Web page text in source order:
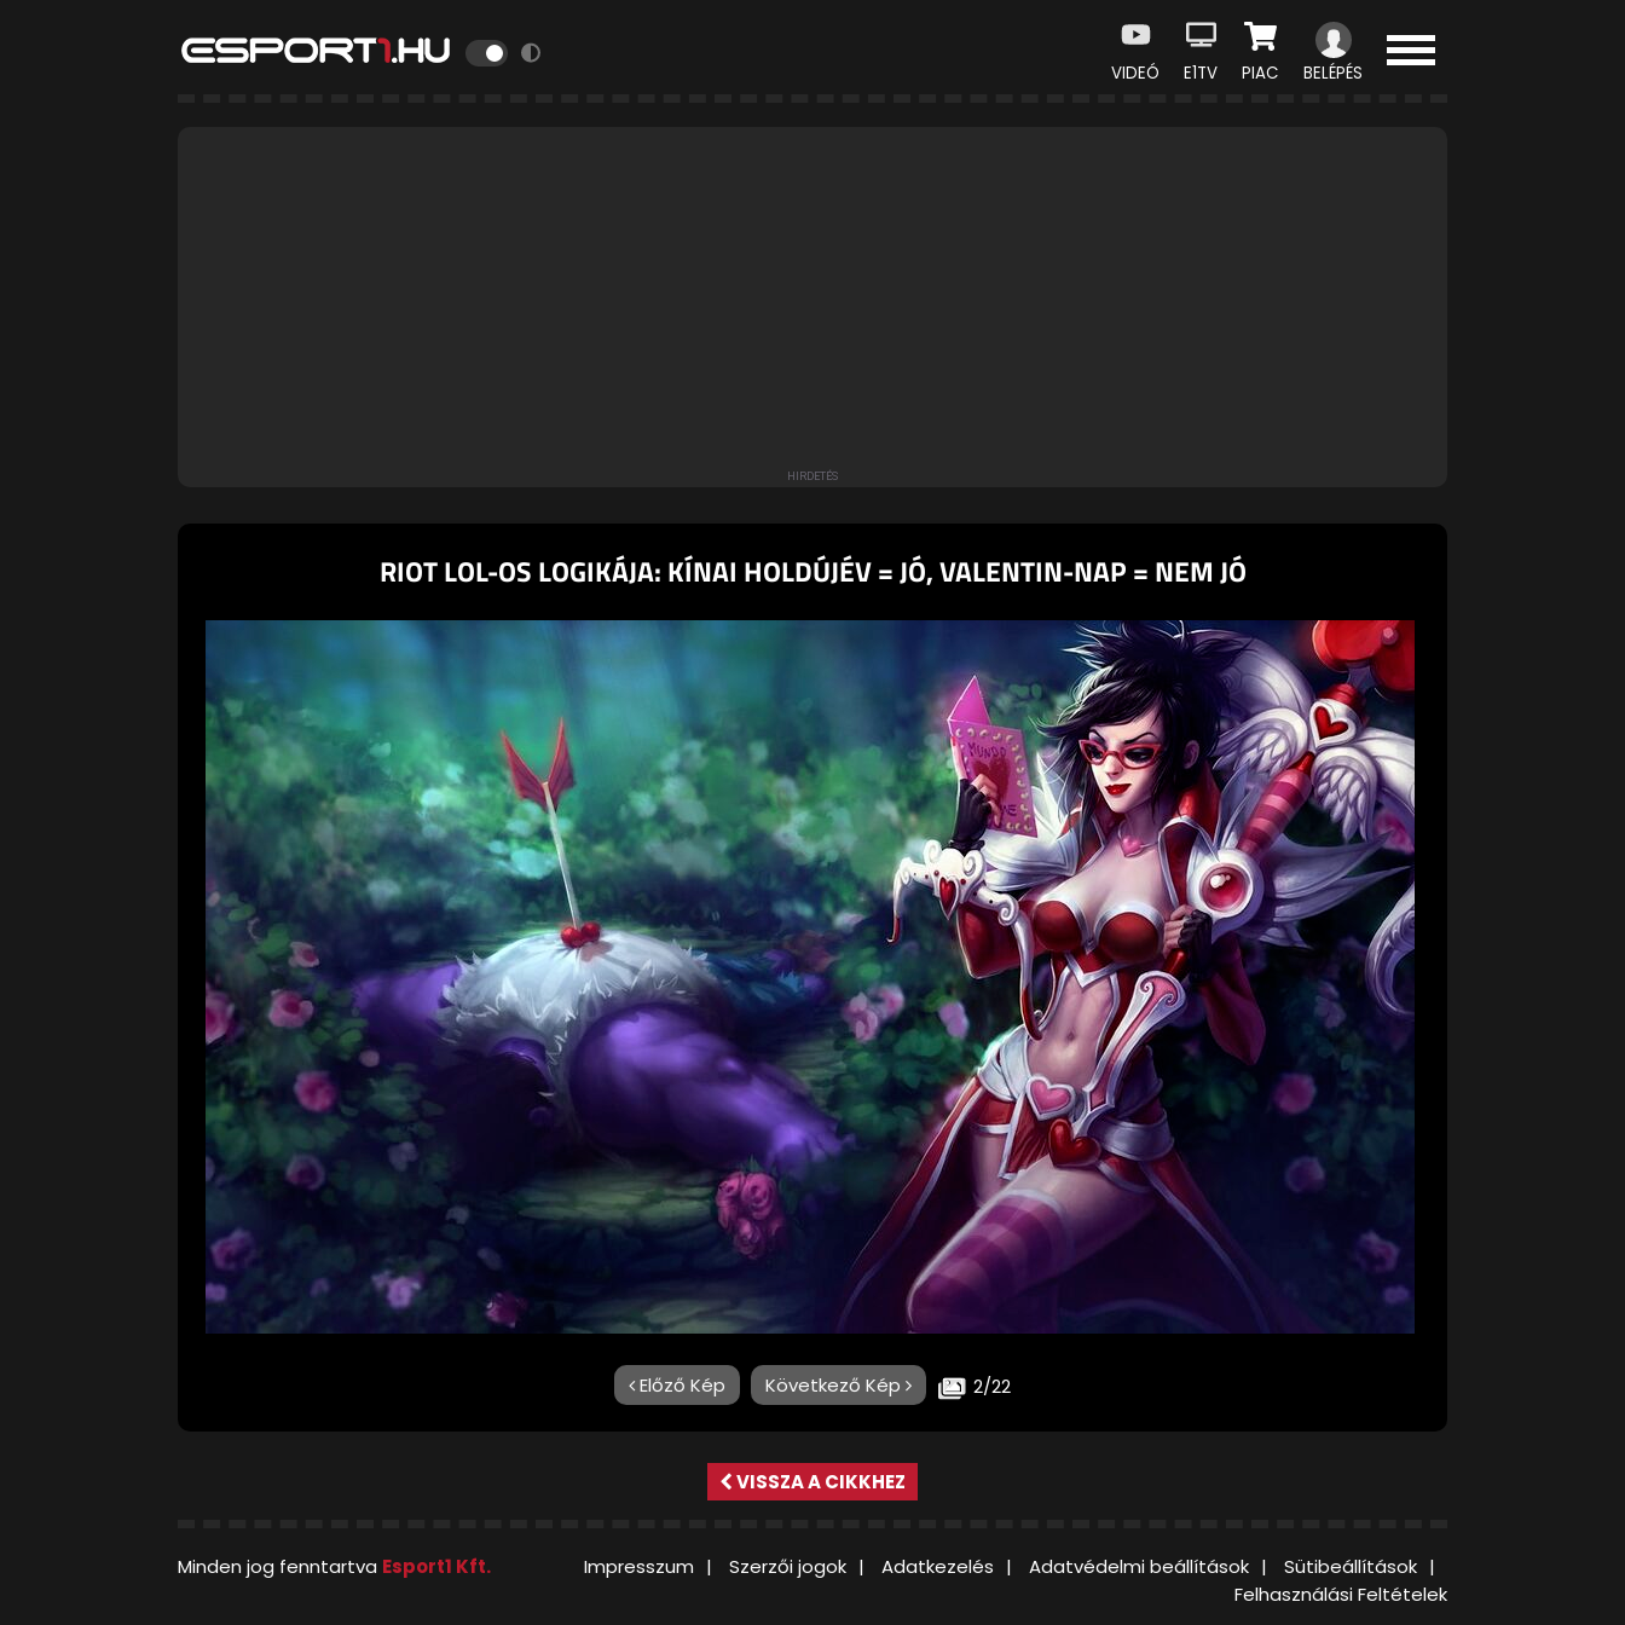
VIDEÓ E1TV PIAC BELÉPÉS
RIOT LOL-OS LOGIKÁJA: KÍNAI HOLDÚJÉV = JÓ, VALENTIN-NAP = NEM JÓ
2/22
Előző Kép Következő Kép
VISSZA A CIKKHEZ
Minden jog fenntartva Esport1 Kft. Impresszum Szerzői jogok Adatkezelés Adatvédelmi beállítások
Sütibeállítások
Felhasználási Feltételek